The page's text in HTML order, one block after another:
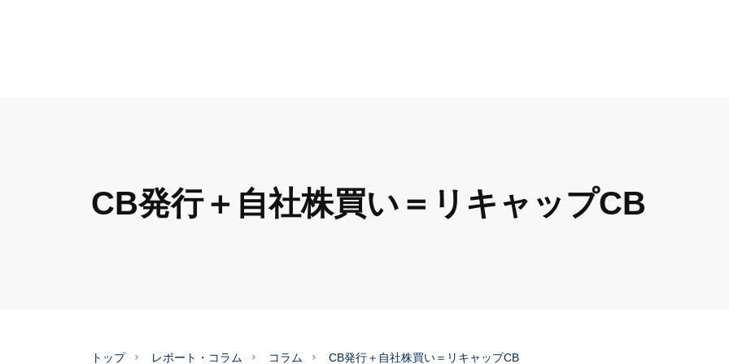
CB発行＋自社株買い＝リキャップCB
トップ レポート・コラム コラム CB発行＋自社株買い＝リキャップCB